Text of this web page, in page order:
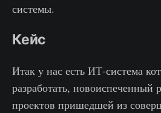
системы.
Кейс
Итак у нас есть ИТ-система
разработать, новоиспеченный
проектов пришедшей из